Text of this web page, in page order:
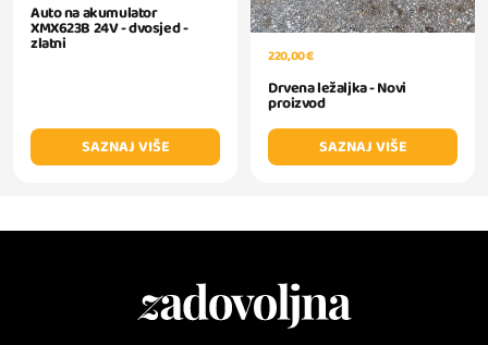
Auto na akumulator
XMX623B 24V - dvosjed -
zlatni
SAZNAJ VIŠE
220,00 €
Drvena ležaljka - Novi
proizvod
SAZNAJ VIŠE